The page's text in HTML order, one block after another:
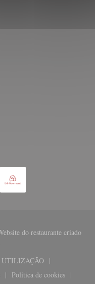
do restaurante criado
numa nova janela))
UTILIZAÇÃO
((abre numa nova janela))
Política de cookies
((abre numa